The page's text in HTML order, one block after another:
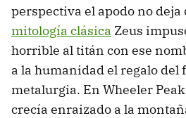
perspectiva el apodo no
mitología clásica Zeus
horrible al titán con ese
a la humanidad el regalo del
metalurgia. En Wheeler
crecía enraizado a la